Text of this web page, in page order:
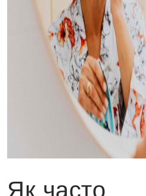
Як часто